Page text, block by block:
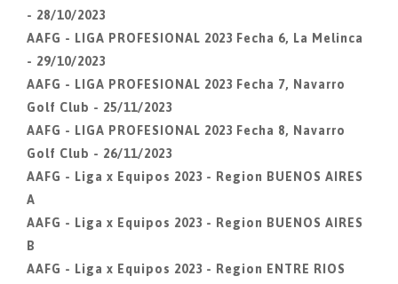
- 28/10/2023
AAFG - LIGA PROFESIONAL 2023 Fecha 6, La Melinca
- 29/10/2023
AAFG - LIGA PROFESIONAL 2023 Fecha 7, Navarro
Golf Club - 25/11/2023
AAFG - LIGA PROFESIONAL 2023 Fecha 8, Navarro
Golf Club - 26/11/2023
AAFG - Liga x Equipos 2023 - Region BUENOS AIRES
A
AAFG - Liga x Equipos 2023 - Region BUENOS AIRES
B
AAFG - Liga x Equipos 2023 - Region ENTRE RIOS